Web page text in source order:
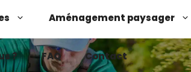
Aménagement paysager
? FAQ Contact